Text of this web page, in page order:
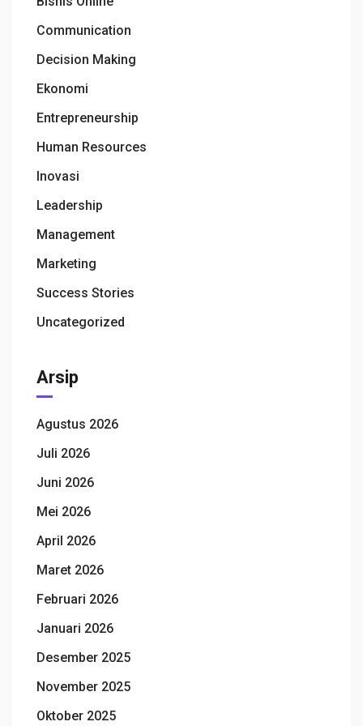
Communication
Decision Making
Ekonomi
Entrepreneurship
Human Resources
Inovasi
Leadership
Management
Marketing
Success Stories
Uncategorized
Arsip
Agustus 2026
Juli 2026
Juni 2026
Mei 2026
April 2026
Maret 2026
Februari 2026
Januari 2026
Desember 2025
November 2025
Oktober 2025